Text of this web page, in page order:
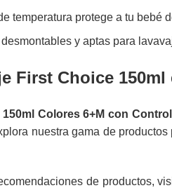
temperatura protege a tu
y aptas para
First Choice 150ml
Colores 6+M con
nuestragama de productos
de productos,